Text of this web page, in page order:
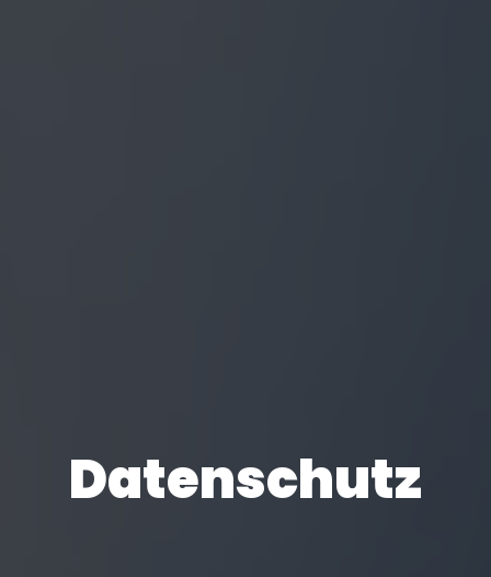
Datenschutz